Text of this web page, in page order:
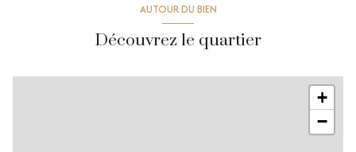
AUTOUR DU BIEN
Découvrez le quartier
+
−